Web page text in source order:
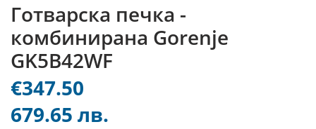
Готварска печка -
комбинирана Gorenje
GK5B42WF
€347.50
679.65 лв.